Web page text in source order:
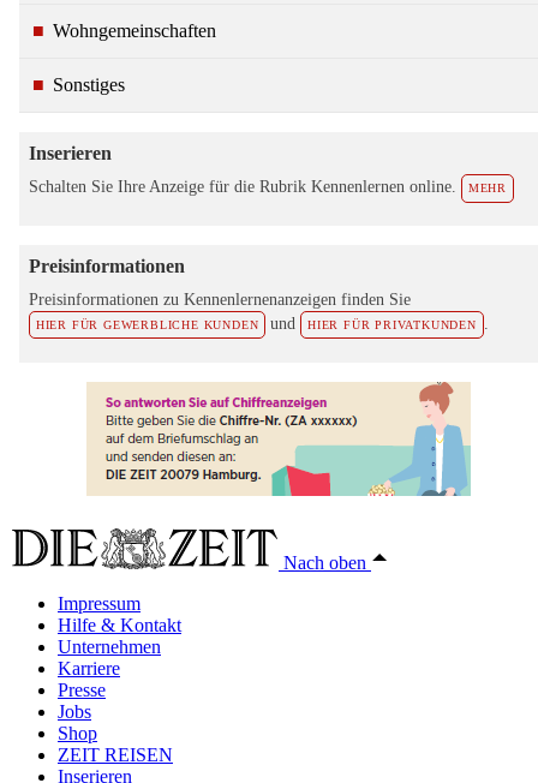
Wohngemeinschaften
Sonstiges
Inserieren
Schalten Sie Ihre Anzeige für die Rubrik Kennenlernen online. MEHR
Preisinformationen
Preisinformationen zu Kennenlernenanzeigen finden Sie
HIER FÜR GEWERBLICHE KUNDEN und HIER FÜR PRIVATKUNDEN
Nach oben
Impressum
Hilfe & Kontakt
Unternehmen
Karriere
Presse
Jobs
Shop
ZEIT REISEN
Inserieren